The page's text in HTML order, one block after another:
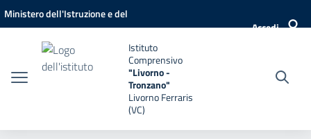
Vai ai contenuti
Vai al menu di navigazione
Vai al footer
Ministero dell'Istruzione e del
Accedi
Istituto
Comprensivo
"Livorno -
Tronzano"
Livorno Ferraris
(VC)